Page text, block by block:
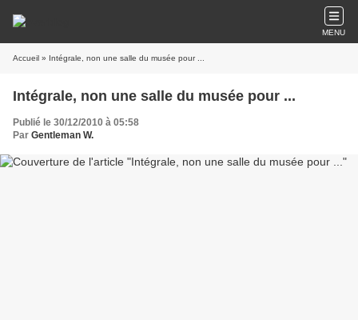
MENU
Accueil » Intégrale, non une salle du musée pour ...
Intégrale, non une salle du musée pour ...
Publié le 30/12/2010 à 05:58
Par Gentleman W.